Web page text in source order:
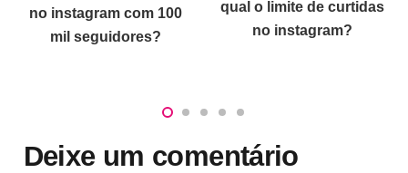
no instagram com 100
mil seguidores?
qual o limite de curtidas
no instagram?
Deixe um comentário